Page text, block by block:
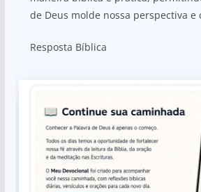
de Deus molde nossa perspectiva e
Resposta Bíblica